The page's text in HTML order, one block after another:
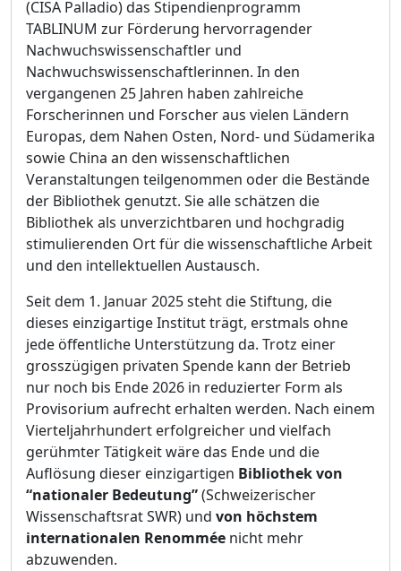
(CISA Palladio) das Stipendienprogramm
TABLINUM zur Förderung hervorragender
Nachwuchswissenschaftler und
Nachwuchswissenschaftlerinnen. In den
vergangenen 25 Jahren haben zahlreiche
Forscherinnen und Forscher aus vielen Ländern
Europas, dem Nahen Osten, Nord- und Südamerika
sowie China an den wissenschaftlichen
Veranstaltungen teilgenommen oder die Bestände
der Bibliothek genutzt. Sie alle schätzen die
Bibliothek als unverzichtbaren und hochgradig
stimulierenden Ort für die wissenschaftliche Arbeit
und den intellektuellen Austausch.
Seit dem 1. Januar 2025 steht die Stiftung, die
dieses einzigartige Institut trägt, erstmals ohne
jede öffentliche Unterstützung da. Trotz einer
grosszügigen privaten Spende kann der Betrieb
nur noch bis Ende 2026 in reduzierter Form als
Provisorium aufrecht erhalten werden. Nach einem
Vierteljahrhundert erfolgreicher und vielfach
gerühmter Tätigkeit wäre das Ende und die
Auflösung dieser einzigartigen Bibliothek von
“nationaler Bedeutung”(Schweizerischer
Wissenschaftsrat SWR) und von höchstem
internationalen Renommée nicht mehr
abzuwenden.